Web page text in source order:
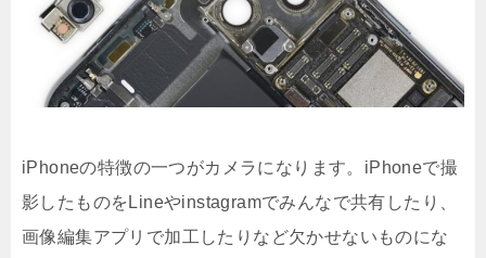
iPhoneの特徴の一つがカメラになります。iPhoneで撮
影したものをLineやinstagramでみんなで共有したり、
画像編集アプリで加工したりなど欠かせないものにな